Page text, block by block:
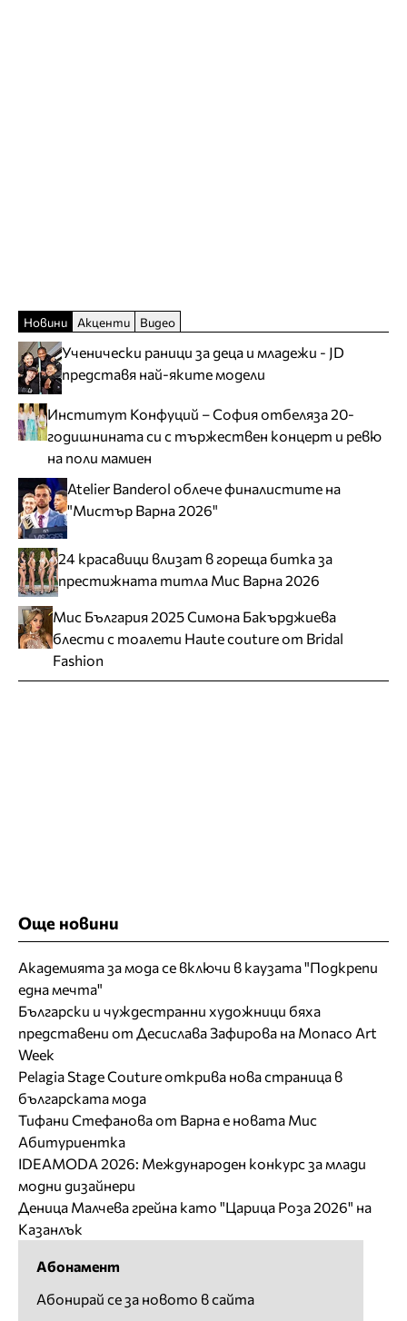
Новини Акценти Видео
Ученически раници за деца и младежи - JD
представя най-яките модели
Институт Конфуций – София отбеляза 20-
годишнината си с тържествен концерт и ревю
на поли мамиен
Atelier Banderol облече финалистите на
"Мистър Варна 2026"
24 красавици влизат в гореща битка за
престижната титла Мис Варна 2026
Мис България 2025 Симона Бакърджиева
блести с тоалети Haute couture от Bridal
Fashion
Още новини
Академията за мода се включи в каузата "Подкрепи
една мечта"
Български и чуждестранни художници бяха
представени от Десислава Зафирова на Monaco Art
Week
Pelagia Stage Couture открива нова страница в
българската мода
Тифани Стефанова от Варна е новата Мис
Абитуриентка
IDEAMODA 2026: Международен конкурс за млади
модни дизайнери
Деница Малчева грейна като "Царица Роза 2026" на
Казанлък
Абонамент
Абонирай се за новото в сайта